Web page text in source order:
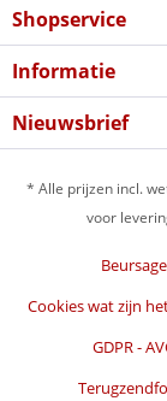
Shopservice
Informatie
Nieuwsbrief
* Alle prijzen incl.
voor
Cookies wat zijn
GDPR -